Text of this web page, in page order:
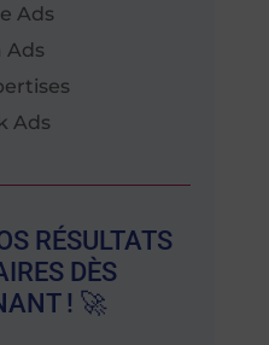
Ads
Ads
Ads
RÉSULTATS
DÈS
! 🚀